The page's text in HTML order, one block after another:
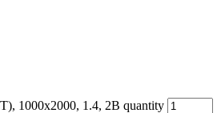
1000х2000, 1.4, 2B quantity